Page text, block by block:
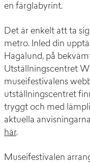
en färglabyrint.
Det är enkelt att ta
metro. Inled din
Hagalund, på
Utställningscentret
museifestivalens
utställningscentret
tryggt och med
aktuella
här.
Museifestivalen